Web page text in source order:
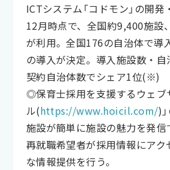
ICTシステム「コドモン」の開
12月時点で、全国約9,400施設
が利用。全国176の自治体で導
の導入が決定。導入施設数・自
契約自治体数でシェア1位(※)
◎保育士採用を支援するウェブ
ル(https://www.hoicil.com/)
施設が簡単に施設の魅力を発信
再就職希望者が採用情報にアク
な情報提供を行う。